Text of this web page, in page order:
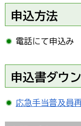
申込方法
電話にて申込み
申込書ダウ
応急手当普及員